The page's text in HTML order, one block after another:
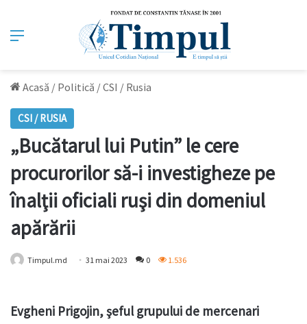
Meniu
Acasă / Politică /CSI / Rusia
CSI / RUSIA
„Bucătarul lui Putin” le cere
procurorilor să-i investigheze pe
înalţii oficiali ruşi din domeniul
apărării
Timpul.md 31 mai 2023 0 1.536
Evgheni Prigojin, şeful grupului de mercenari